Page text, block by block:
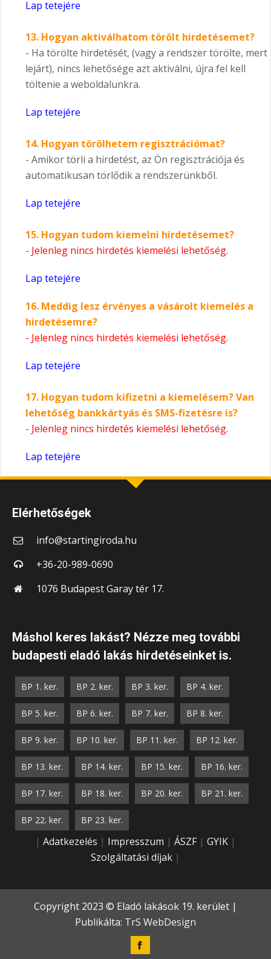
Lap tetejére
13. Hogyan aktiválhatom törölt hirdetésemet?
- Ha törölte hirdetését, (vagy a rendszer törölte, mert
lejárt), nincs lehetősége azt aktiválni, újra fel kell
töltenie a weboldalunkra.
Lap tetejére
14. Hogyan törölhetem regisztrációmat?
- Amikor törli a hirdetést, az Ön regisztrációja és
automatikusan törlődik a rendszerünkből.
Lap tetejére
15. Hogyan tudom kiemelni hirdetésemet?
- Jelenleg nincs hirdetés kiemelési lehetőség.
Lap tetejére
16. Meddig lesz érvényes a vásárolt kiemelés a
hirdetésemre?
- Jelenleg nincs hirdetés kiemelési lehetőség.
Lap tetejére
17. Hogyan tudom kifizetni a kiemelésem? Van
lehetőség bankkártyás és SMS-fizetésre is?
- Jelenleg nincs hirdetés kiemelési lehetőség.
Lap tetejére
Elérhetőségek
info@startingiroda.hu
+36-20-989-0690
1076 Budapest Garay tér 17.
Máshol keres lakást? Nézze meg további
budapesti eladó lakás hirdetéseinket is.
BP 1. ker. BP 2. ker. BP 3. ker. BP 4. ker.
BP 5. ker. BP 6. ker. BP 7. ker. BP 8. ker.
BP 9. ker. BP 10. ker. BP 11. ker. BP 12. ker.
BP 13. ker. BP 14. ker. BP 15. ker. BP 16. ker.
BP 17. ker. BP 18. ker. BP 20. ker. BP 21. ker.
BP 22. ker. BP 23. ker.
| Adatkezelés | Impresszum | ÁSZF | GYIK |
Szolgáltatási díjak |
Copyright 2023 © Eladó lakások 19. kerület |
Publikálta: TrS WebDesign